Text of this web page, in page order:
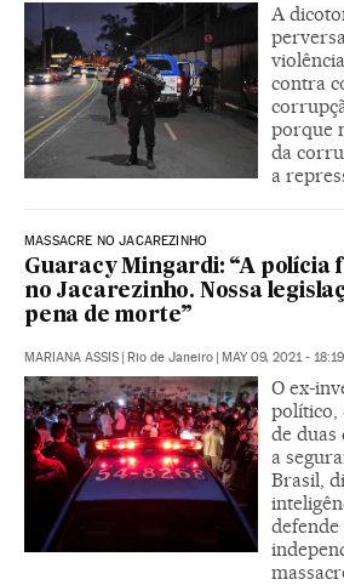
A
contra
porque
da
a
MASSACRE NO JACAREZINHO
Guaracy Mingardi: “A polícia
no Jacarezinho. Nossa
pena de morte”
MARIANA ASSIS | Rio de Janeiro | MAY 09, 2021 - 18:19
O ex-
político,
de duas
a
Brasil,
defende